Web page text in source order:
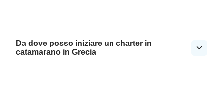
Da dove posso iniziare un charter in
catamarano in Grecia